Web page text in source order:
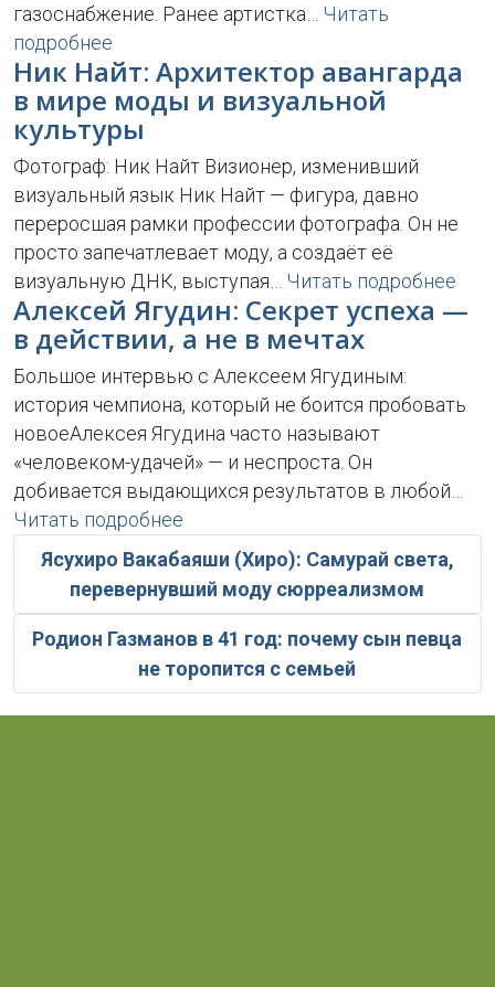
газоснабжение. Ранее артистка… Читать
подробнее
Ник Найт: Архитектор авангарда
в мире моды и визуальной
культуры
Фотограф: Ник Найт Визионер, изменивший
визуальный язык Ник Найт — фигура, давно
переросшая рамки профессии фотографа. Он не
просто запечатлевает моду, а создаёт её
визуальную ДНК, выступая… Читать подробнее
Алексей Ягудин: Секрет успеха —
в действии, а не в мечтах
Большое интервью с Алексеем Ягудиным:
история чемпиона, который не боится пробовать
новоеАлексея Ягудина часто называют
«человеком-удачей» — и неспроста. Он
добивается выдающихся результатов в любой…
Читать подробнее
Ясухиро Вакабаяши (Хиро): Самурай света,
перевернувший моду сюрреализмом
Родион Газманов в 41 год: почему сын певца
не торопится с семьей